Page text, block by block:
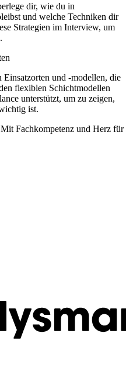
dir, wie du in
und welche Techniken dir
Strategien im Interview, um
Einsatzorten und -modellen, die
flexiblen Schichtmodellen
unterstützt, um zu zeigen,
ist.
Fachkompetenz und Herz für